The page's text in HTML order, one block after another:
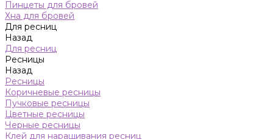
Пинцеты для бровей
Хна для бровей
Для ресниц
Назад
Для ресниц
Ресницы
Назад
Ресницы
Коричневые ресницы
Пучковые ресницы
Цветные ресницы
Черные ресницы
Клей для наращивания ресниц